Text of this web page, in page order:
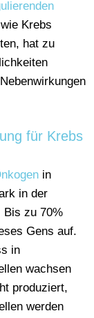
Krebs
hat zu
für Krebs
in
in der
Bis zu 70%
Gens auf.
in
wachsen
produziert,
werden